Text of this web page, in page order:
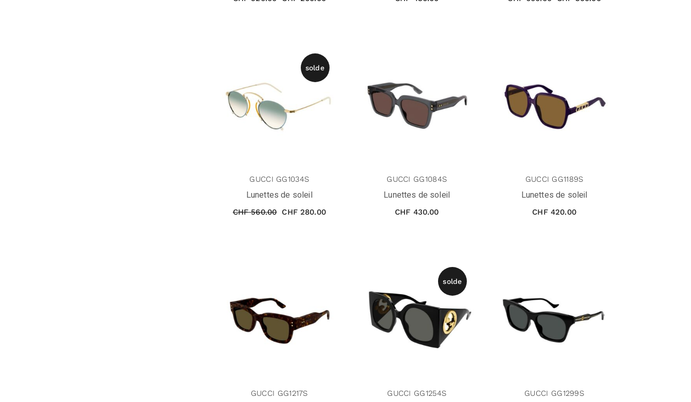
solde
GUCCI GG1034S
Lunettes de soleil
CHF560.00 CHF280.00
GUCCI GG1084S
Lunettes de soleil
CHF 430.00
GUCCI GG1189S
Lunettes de soleil
CHF420.00
GUCCI GG1217S
solde
GUCCI GG1254S GUCCI GG1299S